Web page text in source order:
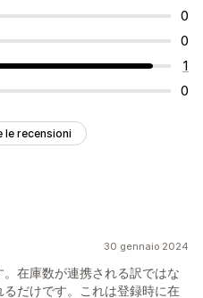
0
0
1
0
le recensioni
30 gennaio 2024
在庫数が連携される訳ではな
だけです。これは登録時に在